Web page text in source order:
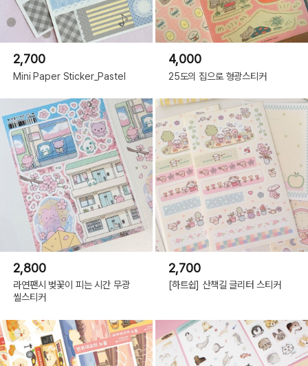
2,700
Mini Paper Sticker_Pastel
4,000
25도의 집으로 형광스티커
2,800
라연팬시 벚꽃이 피는 시간 무광
씰스티커
2,700
[하트쉽] 산책길 글리터 스티커